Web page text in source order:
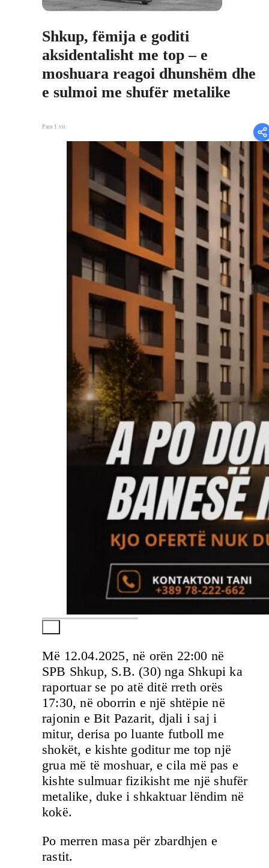
Shkup, fëmija e goditi
aksidentalisht me top – e
moshuara reagoi dhunshëm dhe
e sulmoi me shufër metalike
Para 1 vit
Më 12.04.2025, në orën 22:00 në
SPB Shkup, S.B. (30) nga Shkupi ka
raportuar se po atë ditë rreth orës
17:30, në oborrin e një shtëpie në
rajonin e Bit Pazarit, djali i saj i
mitur, derisa po luante futboll me
shokët, e kishte goditur me top një
grua më të moshuar, e cila më pas e
kishte sulmuar fizikisht me një shufër
metalike, duke i shkaktuar lëndim në
kokë.
Po merren masa për zbardhjen e
rastit.